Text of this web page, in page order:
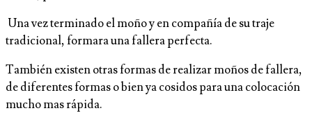
Una vez terminado el moño y en compañía de su traje
tradicional, formara una fallera perfecta.
También existen otras formas de realizar moños de fallera,
de diferentes formas o bien ya cosidos para una colocación
mucho mas rápida.